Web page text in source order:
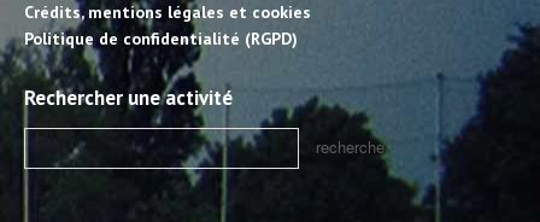
Crédits, mentions légales et cookies
Politique de confidentialité (RGPD)
Rechercher une activité